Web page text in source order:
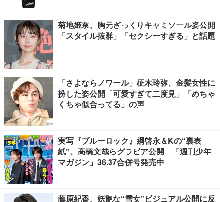
菊地姫奈、胸元ざっくりキャミソール姿公開
「スタイル抜群」「セクシーすぎる」と話題
「さよならノワール」柾木玲弥、金髪女性に
扮した姿公開「可愛すぎて二度見」「めちゃ
くちゃ似合ってる」の声
実写『ブルーロック』綱啓永＆Kの“裏表
紙”、高橋文哉らグラビア公開 「週刊少年
マガジン」36.37合併号発売中
藤原紀香、妖艶な“雪女”ビジュアル公開に反